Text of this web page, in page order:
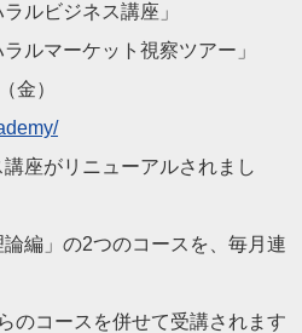
ルビジネス講座」
ルマーケット視察ツアー」
金）
座がリニューアルされまし
論編」の2つのコースを、毎月連
のコースを併せて受講されます